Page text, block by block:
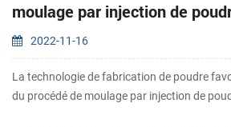
moulage par injection de
2022-11-16
La technologie de fabrication de poudre
du procédé de moulage par injection de